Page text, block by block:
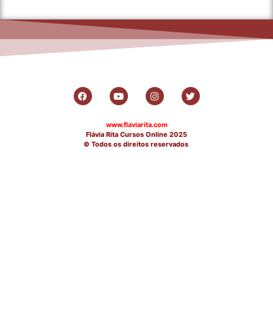
www.flaviarita.com
Flávia Rita Cursos Online 2025
© Todos os direitos reservados